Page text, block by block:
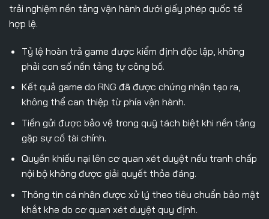
trải nghiệm nền tảng vận hành dưới giấy phép quốc tế
hợp lệ.
Tỷ lệ hoàn trả game được kiểm định độc lập, không
phải con số nền tảng tự công bố.
Kết quả game do RNG đã được chứng nhận tạo ra,
không thể can thiệp từ phía vận hành.
Tiền gửi được bảo vệ trong quỹ tách biệt khi nền tảng
gặp sự cố tài chính.
Quyền khiếu nại lên cơ quan xét duyệt nếu tranh chấp
nội bộ không được giải quyết thỏa đáng.
Thông tin cá nhân được xử lý theo tiêu chuẩn bảo mật
khắt khe do cơ quan xét duyệt quy định.